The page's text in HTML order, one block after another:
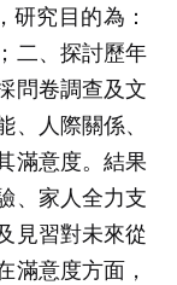
究目的為：
二、探討歷年
問卷調查及文
人際關係、
滿意度。結果
、家人全力支
見習對未來從
滿意度方面，